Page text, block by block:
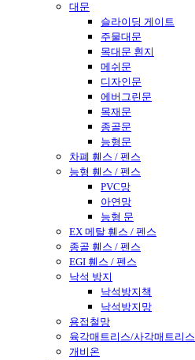
대문
슬라이딩 게이트
주물대문
목대문 흰지
메쉬문
디자인문
에버그린문
목재문
종골문
능형문
차폐 휀스 / 펜스
능형 휀스 / 펜스
PVC망
아연망
능형 문
EX 메탈 휀스 / 펜스
종골 휀스 / 펜스
EGI 휀스 / 펜스
낙석 방지
낙석방지책
낙석방지망
용접철망
육각매트리스/사각매트리
개비온